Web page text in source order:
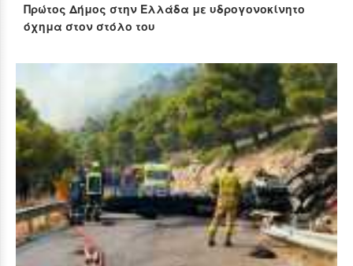
Πρώτος Δήμος στην Ελλάδα με υδρογονοκίνητο
όχημα στον στόλο του